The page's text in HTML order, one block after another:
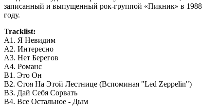
записанный и выпущенный рок-группой «Пикник» в 1988
году.
Tracklist:
A1. Я Невидим
A2. Интересно
A3. Нет Берегов
A4. Романс
B1. Это Он
B2. Стоя На Этой Лестнице (Вспоминая "Led Zeppelin")
B3. Дай Себя Сорвать
B4. Все Остальное - Дым